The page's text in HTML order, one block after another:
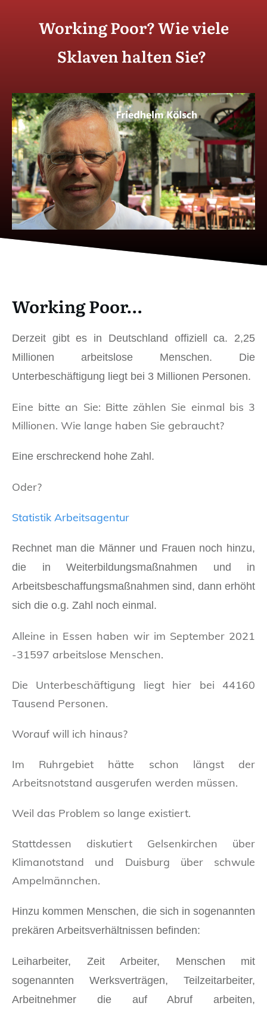
Working Poor? Wie viele
Sklaven halten Sie?
Working Poor…
Derzeit gibt es in Deutschland offiziell ca. 2,25
Millionen arbeitslose Menschen. Die
Unterbeschäftigung liegt bei 3 Millionen Personen.
Eine bitte an Sie: Bitte zählen Sie einmal bis 3
Millionen. Wie lange haben Sie gebraucht?
Eine erschreckend hohe Zahl.
Oder?
Statistik Arbeitsagentur
Rechnet man die Männer und Frauen noch hinzu,
die in Weiterbildungsmaßnahmen und in
Arbeitsbeschaffungsmaßnahmen sind, dann erhöht
sich die o.g. Zahl noch einmal.
Alleine in Essen haben wir im September 2021
-31597 arbeitslose Menschen.
Die Unterbeschäftigung liegt hier bei 44160
Tausend Personen.
Worauf will ich hinaus?
Im Ruhrgebiet hätte schon längst der
Arbeitsnotstand ausgerufen werden müssen.
Weil das Problem so lange existiert.
Stattdessen diskutiert Gelsenkirchen über
Klimanotstand und Duisburg über schwule
Ampelmännchen.
Hinzu kommen Menschen, die sich in sogenannten
prekären Arbeitsverhältnissen befinden:
Leiharbeiter, Zeit Arbeiter, Menschen mit
sogenannten Werksverträgen, Teilzeitarbeiter,
Arbeitnehmer die auf Abruf arbeiten,